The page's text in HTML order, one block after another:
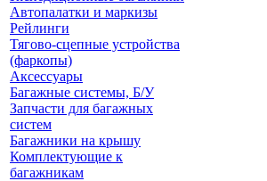
Автопалатки и маркизы
Рейлинги
Тягово-сцепные устройства
(фаркопы)
Аксессуары
Багажные системы, Б/У
Запчасти для багажных
систем
Багажники на крышу
Комплектующие к
багажникам